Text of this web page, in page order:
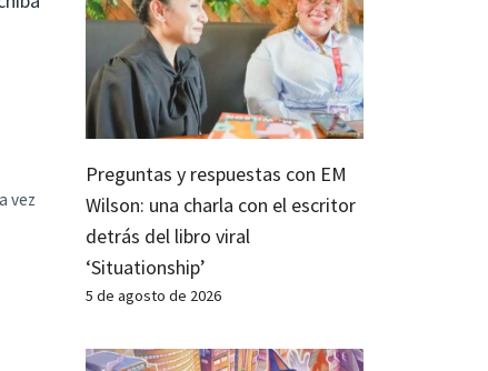
vez
Preguntas y respuestas con EM
Wilson: una charla con el escritor
detrás del libro viral
‘Situationship’
5 de agosto de 2026